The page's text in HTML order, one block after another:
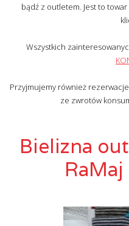
bądź z outletem. Jest to
Wszystkich
Przyjmujemy również
ze zwrotów
Bielizna
RaMaj